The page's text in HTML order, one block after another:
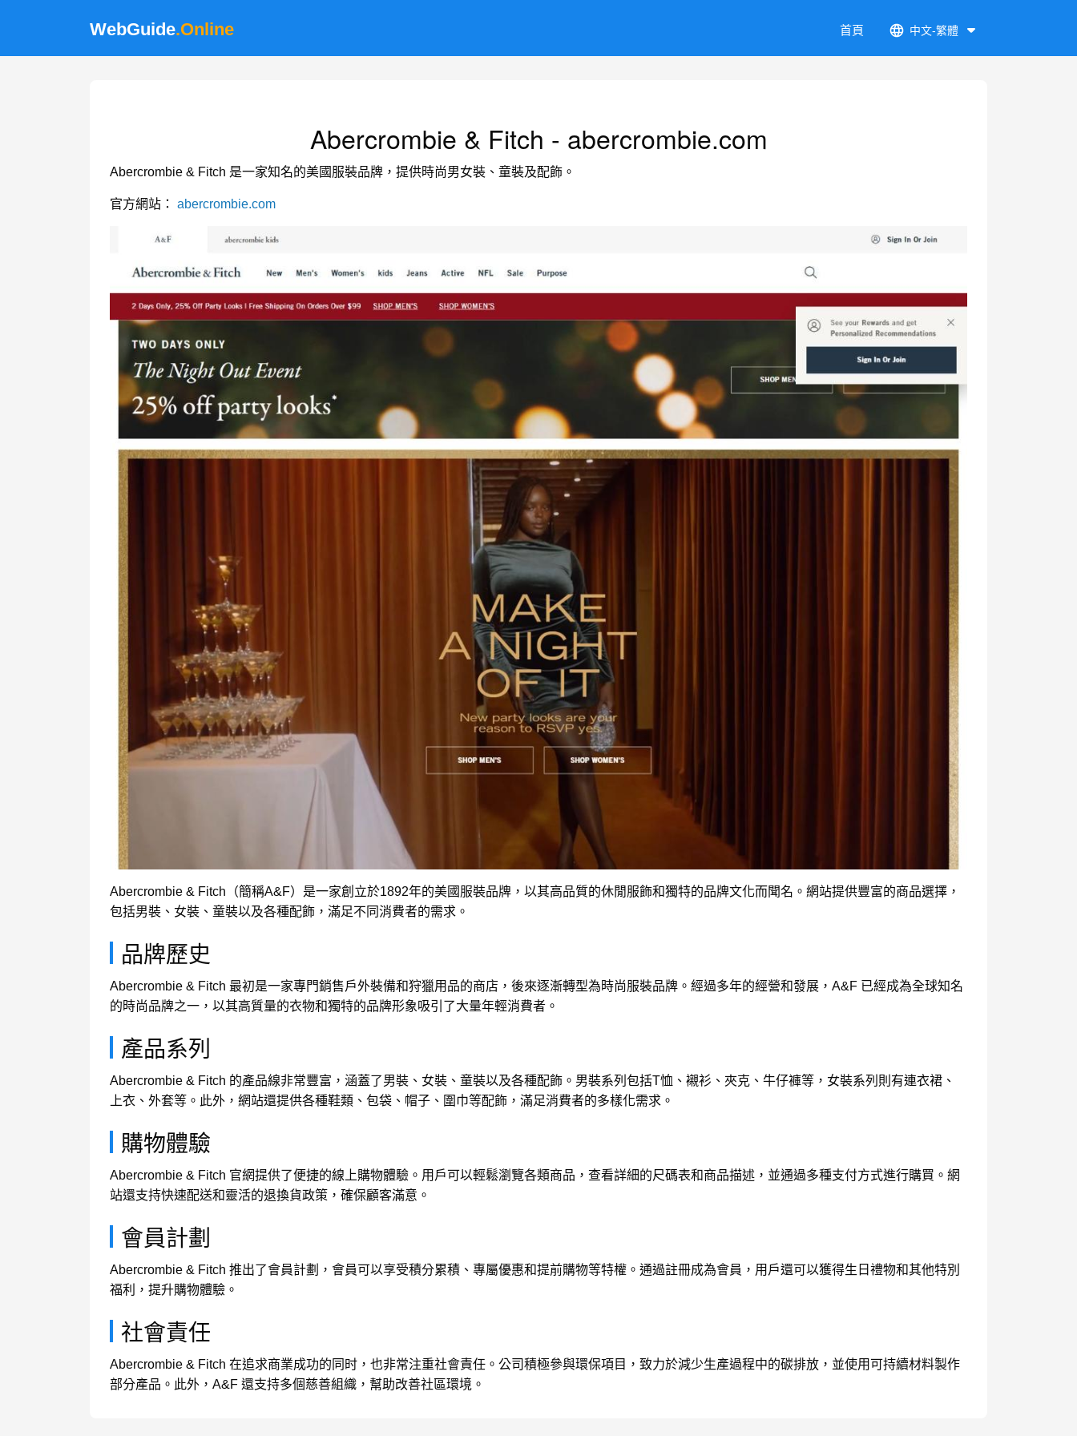
WebGuide.Online 首頁 中文-繁體
Abercrombie & Fitch - abercrombie.com
Abercrombie & Fitch 是一家知名的美國服裝品牌，提供時尚男女裝、童裝及配飾。
官方網站： abercrombie.com
Abercrombie & Fitch（簡稱A&F）是一家創立於1892年的美國服裝品牌，以其高品質的休閒服飾和獨特的品牌文化而聞名。網站提供豐富的商品選擇，
包括男裝、女裝、童裝以及各種配飾，滿足不同消費者的需求。
品牌歷史
Abercrombie & Fitch 最初是一家專門銷售戶外裝備和狩獵用品的商店，後來逐漸轉型為時尚服裝品牌。經過多年的經營和發展，A&F 已經成為全球知名
的時尚品牌之一，以其高質量的衣物和獨特的品牌形象吸引了大量年輕消費者。
產品系列
Abercrombie & Fitch 的產品線非常豐富，涵蓋了男裝、女裝、童裝以及各種配飾。男裝系列包括T恤、襯衫、夾克、牛仔褲等，女裝系列則有連衣裙、
上衣、外套等。此外，網站還提供各種鞋類、包袋、帽子、圍巾等配飾，滿足消費者的多樣化需求。
購物體驗
Abercrombie & Fitch 官網提供了便捷的線上購物體驗。用戶可以輕鬆瀏覽各類商品，查看詳細的尺碼表和商品描述，並通過多種支付方式進行購買。網
站還支持快速配送和靈活的退換貨政策，確保顧客滿意。
會員計劃
Abercrombie & Fitch 推出了會員計劃，會員可以享受積分累積、專屬優惠和提前購物等特權。通過註冊成為會員，用戶還可以獲得生日禮物和其他特別
福利，提升購物體驗。
社會責任
Abercrombie & Fitch 在追求商業成功的同时，也非常注重社會責任。公司積極參與環保項目，致力於減少生產過程中的碳排放，並使用可持續材料製作
部分產品。此外，A&F 還支持多個慈善組織，幫助改善社區環境。